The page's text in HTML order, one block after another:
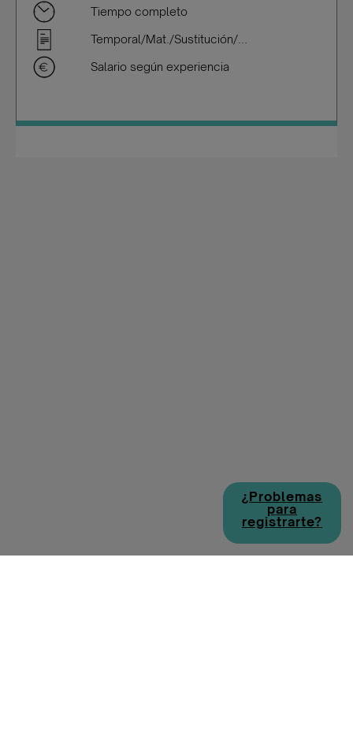
Tiempo completo
Temporal/Mat./Sustitución/...
Salario según experiencia
¿Problemas
para
registrarte?